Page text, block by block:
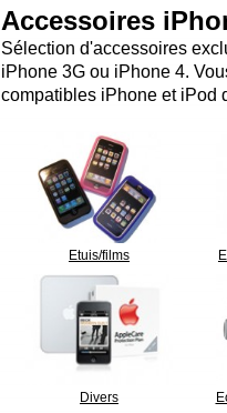
Accessoires
Sélection d'accessoires
iPhone 3G ou iPhone 4.
compatibles iPhone et iPod
Etuis/films
Divers